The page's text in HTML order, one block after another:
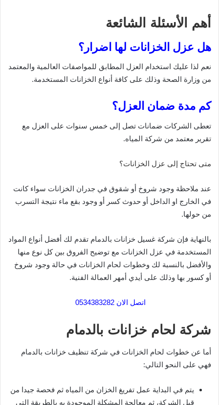
أهم الأسئلة الشائعة
هل عزل الخزانات لها اضرار؟
نعم لذا عليك استخدام العزل المطابق للمواصفات العالمية والمعتمد
من وزارة الصحة وذلك على كافة أنواع الخزانات المستخدمة.
كم مدة ضمان العزل؟
تعطى الشركات ضمانات تصل إلى خمس سنوات على العزل مع
تقرير معتمد من شركة المياه.
متى تحتاج إلى عزل الخزانات؟
عند ملاحظة وجود شروخ أو شقوق في جدران الخزانات سواء كانت
في الخارج او الداخل أو حدوث كسر أو وجود بقع ماء نتيجة التسرب
من حولها.
بالنهاية فإن شركة غسيل خزانات بالدمام تقدم لك أفضل أنواع المواد
المستخدمة في عزل الخزانات مع توضيح الفروق بين كل نوع منها
والأفضل بالنسبة لك وخطوات لحام الخزانات في حالة وجود شروخ
أو كسور بها وذلك على أيدي أمهر العمالة الفنية.
اتصل الان 0534383282
شركة لحام خزانات بالدمام
أما عن خطوات لحام الخزانات في شركة تنظيف خزانات بالدمام
فهي على النحو التالي:
يتم في البداية عمل تفريغ الخزان من المياه ثم فحصة جيدا من
قبل الشركة، ثم معالجة المشكلة الموجودة به بالطريقة التي